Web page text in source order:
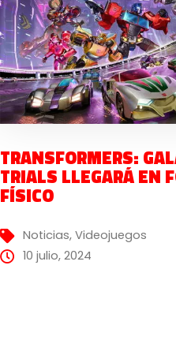
TRANSFORMERS:
TRIALS LLEGARÁ EN
FÍSICO
Noticias,Videojuegos
10 julio, 2024